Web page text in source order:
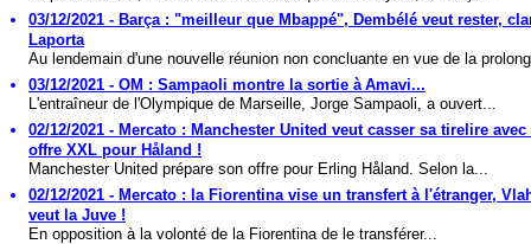
03/12/2021 - Barça : "meilleur que Mbappé", Dembélé veut rester,
Laporta
Au lendemain d'une nouvelle réunion non concluante en vue de la
03/12/2021 - OM : Sampaoli montre la sortie à Amavi...
L'entraîneur de l'Olympique de Marseille, Jorge Sampaoli, a ouvert...
02/12/2021 - Mercato : Manchester United veut casser sa tirelire avec
offre XXL pour Håland !
Manchester United prépare son offre pour Erling Håland. Selon la...
02/12/2021 - Mercato : la Fiorentina vise un transfert à l'étranger,
veut la Juve !
En opposition à la volonté de la Fiorentina de le transférer...